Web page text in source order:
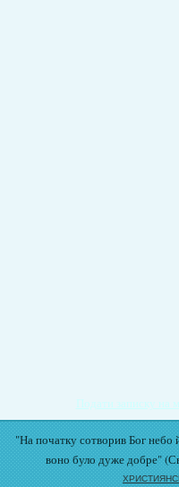
Подати записку на
"На початку сотворив Бог небо
воно було дуже добре"